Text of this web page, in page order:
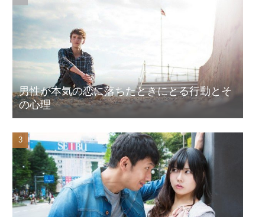
男性が本気の恋に落ちたときにとる行動とそ
の心理